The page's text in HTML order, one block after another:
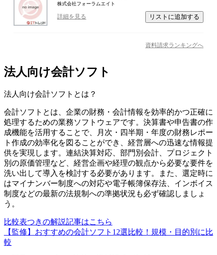
株式会社フォーラムエイト
詳細を見る リストに追加する
資料請求ランキングへ
法人向け会計ソフト
法人向け会計ソフト とは？
会計ソフトとは、企業の財務・会計情報を効率的かつ正確に
処理するための業務ソフトウェアです。決算書や申告書の作
成機能を活用することで、月次・四半期・年度の財務レポー
ト作成の効率化を図ることができ、経営層への迅速な情報提
供を実現します。連結決算対応、部門別会計、プロジェクト
別の原価管理など、経営企画や経理の観点から必要な要件を
洗い出して導入を検討する必要があります。また、選定時に
はマイナンバー制度への対応や電子帳簿保存法、インボイス
制度などの最新の法規制への準拠状況も必ず確認しましょ
う。
比較表つきの解説記事はこちら
【監修】おすすめの会計ソフト12選比較！規模・目的別に比
較